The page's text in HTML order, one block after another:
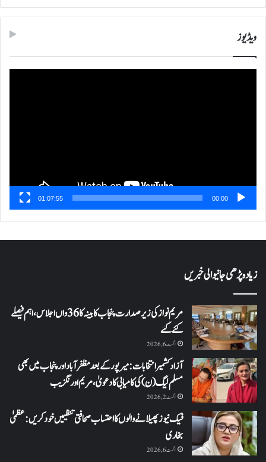
ویڈیوز
00:00
01:07:55
زیادہ پڑھی جانیوالی خبریں
مریم نواز کی زیر صدارت پنجاب کابینہ کا 36واں اجلاس،اہم فیصلے
کئے گئے
اگست 6, 2026
آزاد کشمیر انتخابات: میرپور کے بعد مظفرآباد اور پنجاب میں بھی
مسلم لیگ (ن) کی کامیابی کا دعویٰ، مریم اورنگزیب
اگست 2, 2026
فیک نیوز پھیلانے والوں کا احتساب صحافتی تنظیمیں خود کریں: عظمیٰ
بخاری
اگست 6, 2026